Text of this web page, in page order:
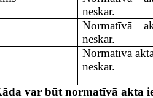
neskar.
Normatīvā
neskar.
Normatīvā
neskar.
var būt normatīvā akta